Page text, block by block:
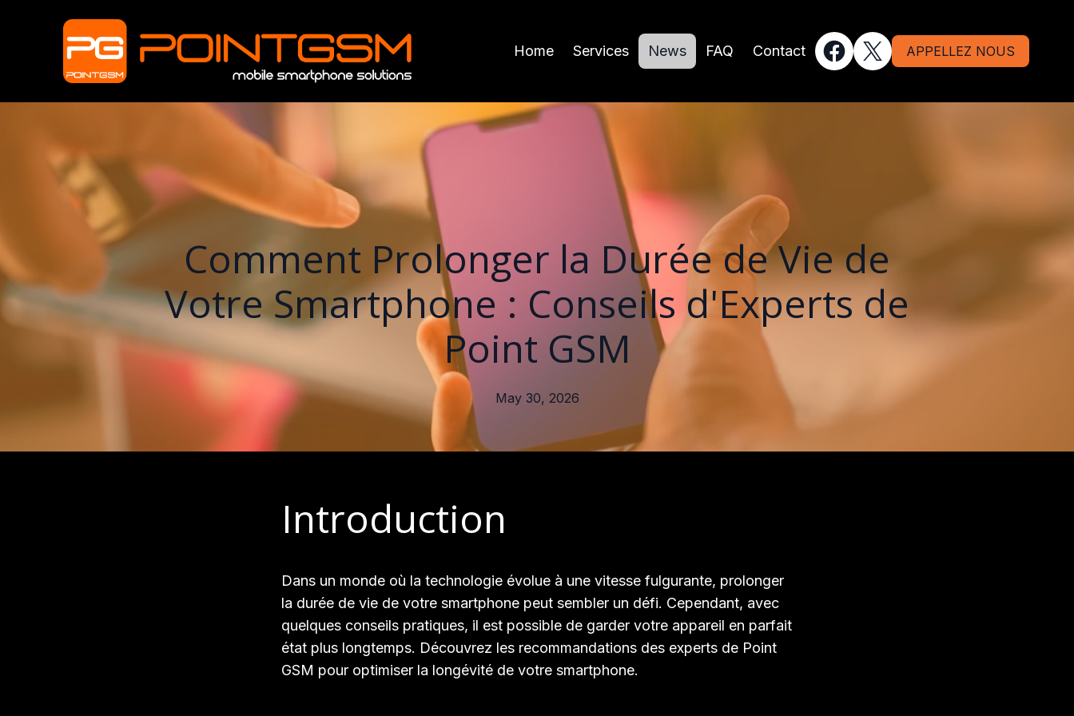
Home Services News FAQ Contact APPELLEZ NOUS
Comment Prolonger la Durée de Vie de
Votre Smartphone : Conseils d'Experts de
Point GSM
May 30, 2026
Introduction
Dans un monde où la technologie évolue à une vitesse fulgurante, prolonger
la durée de vie de votre smartphone peut sembler un défi. Cependant, avec
quelques conseils pratiques, il est possible de garder votre appareil en parfait
état plus longtemps. Découvrez les recommandations des experts de Point
GSM pour optimiser la longévité de votre smartphone.